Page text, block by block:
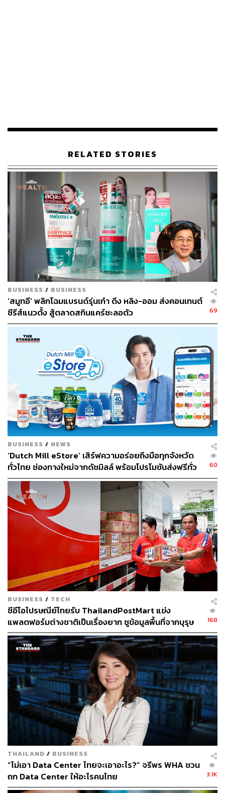
จากที่เคยอยู่ในอันดับ 8 สามารถขึ้นมาอยู่ที่อันดับที่ 5 ในปี
2564 และถูกคาดการณ์ว่าจะเติบโตอีกกว่า 45% ในปี 2565
ในขณะที่ TikTok ซึ่งเป็นแพลตฟอร์มมาใหม่ มีการเติบโต
อย่างก้าวกระโดดที่กว่า 654% และมีการคาดการณ์ว่าจะ
เติบโตเพิ่มอีก 26% ในปี 2565 และอาจติด 10 อันดับแรกในปี
นี้
สำหรับ E-Commerce และการตลาดแบบช่วยขาย (Affiliated
Marketing) ยังคงมีสัดส่วนที่น้อยอยู่เมื่อเทียบกับเม็ดเงิน
ทั้งหมดที่ลงทุนอยู่ในสื่อดิจิทัล แต่ทั้งนี้คาดการณ์ว่าปี 2565
การเติบโตของ 2 กลุ่มนี้จะสูงมาก คือเพิ่มขึ้น 58% และ 41%
ตามลำดับ
ดร.อาภาภัทร บุญรอด ประธานเจ้าหน้าที่บริหาร คันทาร์
(ประเทศไทย) ให้ความเห็นว่า ปัจจัยที่ส่งผลต่อการเติบโตของ
เม็ดเงินโฆษณาดิจิทัลคือพฤติกรรมการใช้สื่อของผู้บริโภค
ทั้งการใช้โซเชียลมีเดีย และ E-Commerce รวมถึงการดู
Online Video และ Online Entertainment อื่นๆ เช่น การเล่น
เกมและ E-Sports ต่างๆ นอกจากนี้ยังมีปัจจัยเสริมคือสัดส่วน
ของประชากรที่เข้าถึงอินเทอร์เน็ตเพิ่มขึ้น และการขยายการ
ใช้งานของ 5G ซึ่งลดข้อจำกัดเชิงพื้นฐานและเอื้อให้ผู้บริโภค
ใช้สื่อออนไลน์ได้นานและหลากหลายขึ้น
ทางด้านของแบรนด์เองมีการโยกเม็ดเงินโฆษณาจากสื่อ
ดั้งเดิมไปสู่สื่อดิจิทัล เราเห็นว่าแบรนด์ต่างๆ ใช้ประโยชน์จาก
เครื่องมือดิจิทัลที่หลากหลายขึ้น สามารถเข้าถึงกลุ่มเป้า
หมายได้กว้างและเอ็นเกจได้ดีขึ้น แบรนด์เห็นประโยชน์จาก
สามารถวัดผลได้อย่างเป็นรูปธรรม
ภารุจ ดาวราย อุปนายกสมาคมโฆษณาดิจิทัล (ประเทศไทย)
ในฐานะผู้รักษาการนายกสมาคม ได้ให้ความเห็นเพิ่มเติมว่า
พฤติกรรมการใช้ชีวิตอยู่บนโลกออนไลน์กลายเป็นพฤติกรรม
ปกติในชีวิตของผู้คน ประกอบกับการตลาดสมัยใหม่ที่เน้น
เรื่องการไปจบที่ Transaction ยิ่งทำให้สื่อโฆษณาออนไลน์ที่
สามารถติดตามผลลัพธ์ได้และส่งผู้บริโภคไปยังช่องทางการ
ขายบน E-Commerce ได้กลายมาเป็นโฟกัสหลักของนักการ
ตลาดสมัยนี้ที่มองเรื่อง Effectiveness
แต่สิ่งที่น่าสนใจจากนี้คือ ปัจจัยต่างๆ ที่จะเกิดขึ้นในปีนี้ ไม่ว่า
จะเป็นเรื่องสงครามในยูเครน อัตราเงินเฟ้อที่ส่งผลมาจาก
การฟื้นตัวของเศรษฐกิจโลก และปัจจัยเรื่องการเมืองใน
ประเทศของเรา จะส่งผลกระทบกับการตลาดและโฆษณา
ขนาดไหน แต่ไม่ว่าอะไรจะเกิดขึ้น ปีนี้น่าจะเป็นอีกปีที่
โฆษณาดิจิทัลจะเติบโตต่อไปในอัตราเลข 2 หลักได้
“นักการตลาดในยุคนี้มีความรู้เกี่ยวกับระบบนิเวศบนดิจิทัลซึ่ง
มีการเปลี่ยนแปลงตลอดเวลามากขึ้น ปัจจัยหลักๆ เกิดจากการ
ปรับเปลี่ยนพฤติกรรมของผู้บริโภคและความก้าวหน้าทาง
เทคโนโลยี ซึ่งทั้งสองปัจจัยมีส่วนสำคัญกับนักการตลาดใน
ยุคนี้ค่อนข้างมาก เพราะจะทำให้พวกเขาเข้าใจถึงความ
สนใจของผู้บริโภคต่อการเสพสื่อ และสามารถเชื่อมโยงและ
ดึงคุณลักษณะและจุดแข็งของแต่ละแพลตฟอร์มออกมาใช้ได้
เนื่องด้วยแต่ละแพลตฟอร์มมีความแตกต่างกัน
RELATED STORIES
BUSINESS / BUSINESS
‘สมูทอี’ พลิกโฉมแบรนด์รุ่นเก๋า ดึง หลิง-ออม ส่งคอนเทนต์
ซีรีส์แนวตั้ง สู้ตลาดสกินแคร์ชะลอตัว
69
BUSINESS / NEWS
‘Dutch Mill eStore’ เสิร์ฟความอร่อยถึงมือทุกจังหวัด
ทั่วไทย ช่องทางใหม่จากดัชมิลล์ พร้อมโปรโมชันส่งฟรีทั่ว
ประเทศ ส่งไว สั่งก่อนเที่ยง ได้ของวันถัดไป ส่งสินค้าแบบ
เย็นตรงจากโรงงาน [ADVERTORIAL]
60
BUSINESS / TECH
ซีอีโอไปรษณีย์ไทยรับ ThailandPostMart แข่ง
แพลตฟอร์มต่างชาติเป็นเรื่องยาก ชูข้อมูลพื้นที่จากบุรุษ
ไปรษณีย์เป็นจุดแข็งที่คู่แข่งใช้เงินเลียนแบบไม่ได้
168
THAILAND / BUSINESS
“ไม่เอา Data Center ไทยจะเอาอะไร?” จรีพร WHA ชวน
ถก Data Center ให้อะไรคนไทย
3.1K